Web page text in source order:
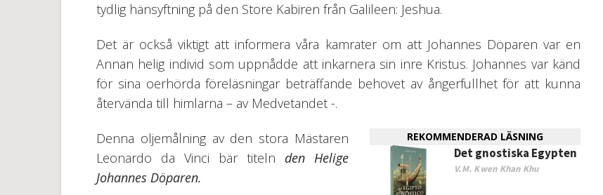
tydlig hänsyftning på den Store Kabiren från Galileen: Jeshua.
Det är också viktigt att informera våra kamrater om att Johannes Döparen var en
Annan helig individ som uppnådde att inkarnera sin inre Kristus. Johannes var känd
för sina oerhörda föreläsningar beträffande behovet av ångerfullhet för att kunna
återvända till himlarna – av Medvetandet -.
REKOMMENDERAD LÄSNING
Det gnostiska Egypten
V.M. Kwen Khan Khu
Denna oljemålning av den stora Mästaren
Leonardo da Vinci bär titeln den Helige
Johannes Döparen.